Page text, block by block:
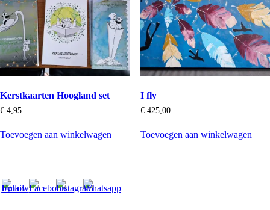
Kerstkaarten Hoogland set
€ 4,95
Toevoegen aan winkelwagen
I fly
€425,00
Toevoegen aan winkelwagen